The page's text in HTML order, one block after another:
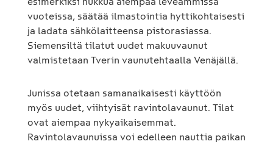
vuoteissa, säätää ilmastointia hyttikohtaisesti
ja ladata sähkölaitteensa pistorasiassa.
Siemensiltä tilatut uudet makuuvaunut
valmistetaan Tverin vaunutehtaalla Venäjällä.
Junissa otetaan samanaikaisesti käyttöön
myös uudet, viihtyisät ravintolavaunut. Tilat
ovat aiempaa nykyaikaisemmat.
Ravintolavaunuissa voi edelleen nauttia paikan